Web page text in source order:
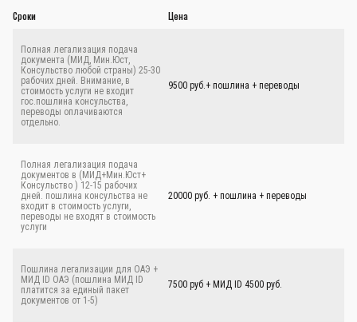
Сроки Цена
Полная легализация подача
документа (МИД, Мин.Юст,
Консульство любой страны) 25-30
рабочих дней. Внимание, в
стоимость услуги не входит
гос.пошлина консульства,
переводы оплачиваются
отдельно.
9500 руб.+ пошлина + переводы
Полная легализация подача
документов в (МИД+Мин.Юст+
Консульство ) 12-15 рабочих
дней. пошлина консульства не
входит в стоимость услуги,
переводы не входят в стоимость
услуги
20000 руб. + пошлина + переводы
Пошлина легализации для ОАЭ +
МИД ID ОАЭ (пошлина МИД ID
платится за единый пакет
документов от 1-5)
7500 руб + МИД ID 4500 руб.